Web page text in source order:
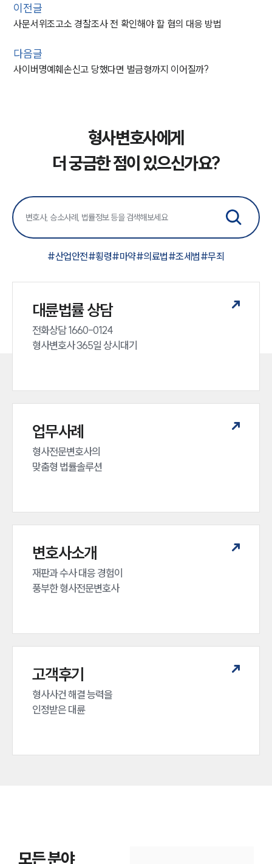
만화로 보는 사례
이전글
사문서위조고소 경찰조사 전 확인해야 할 혐의 대응 방법
다음글
사이버명예훼손신고 당했다면 벌금형까지 이어질까?
형사변호사에게
더 궁금한 점이 있으신가요?
#산업안전#횡령#마약#의료법#조세범#무죄
대륜법률 상담
전화상담 1660-0124
형사변호사 365일 상시대기
업무사례
형사전문변호사의
맞춤형 법률솔루션
변호사소개
재판과 수사 대응 경험이
풍부한 형사전문변호사
고객후기
형사사건 해결 능력을
인정받은 대륜
모든 분야